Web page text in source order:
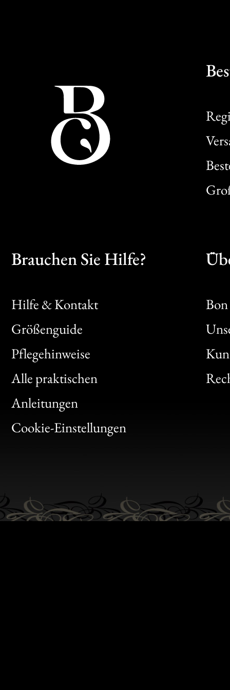
Brauchen Sie Hilfe?
Hilfe & Kontakt
Größenguide
Pflegehinweise
Alle praktischen
Anleitungen
Cookie-Einstellungen
Bon
Clic